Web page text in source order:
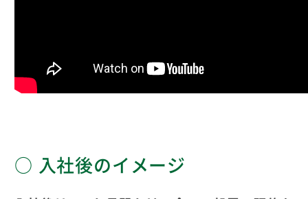
入社後のイメージ